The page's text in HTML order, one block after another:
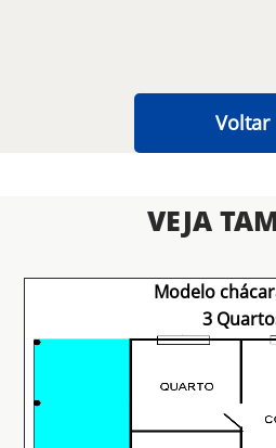
Voltar
VEJA
Modelo
3